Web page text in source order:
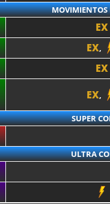
MOVIMIENTOS
EX
EX,
EX
EX,
SUPER
ULTRA